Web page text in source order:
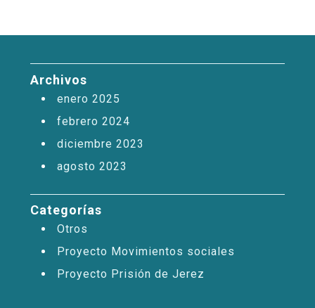
Archivos
enero 2025
febrero 2024
diciembre 2023
agosto 2023
Categorías
Otros
Proyecto Movimientos sociales
Proyecto Prisión de Jerez